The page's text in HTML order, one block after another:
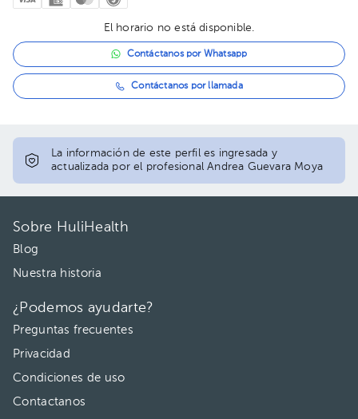
El horario no está disponible.
Contáctanos por Whatsapp
Contáctanos por llamada
La información de este perfil es ingresada y
actualizada por el profesional Andrea Guevara Moya
Sobre HuliHealth
Blog
Nuestra historia
¿Podemos ayudarte?
Preguntas frecuentes
Privacidad
Condiciones de uso
Contactanos